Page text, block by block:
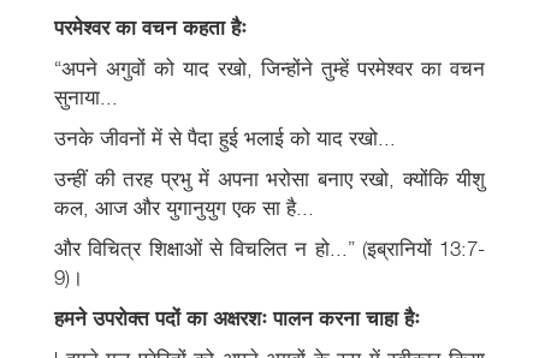
परमेश्वर का वचन कहता हैः
“अपने अगुवों को याद रखो, जिन्होंने तुम्हें परमेश्वर का वचन
सुनाया...
उनके जीवनों में से पैदा हुई भलाई को याद रखो...
उन्हीं की तरह प्रभु में अपना भरोसा बनाए रखो, क्योंकि यीशु
कल, आज और युगानुयुग एक सा है...
और विचित्र शिक्षाओं से विचलित न हो...” (इब्रानियों 13:7-
9)।
हमने उपरोक्त पदों का अक्षरशः पालन करना चाहा हैः